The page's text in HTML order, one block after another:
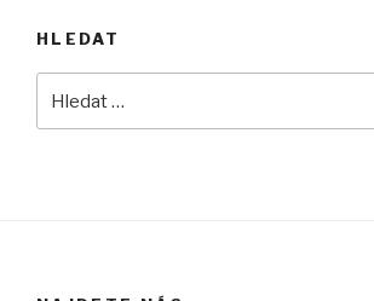
HLEDAT